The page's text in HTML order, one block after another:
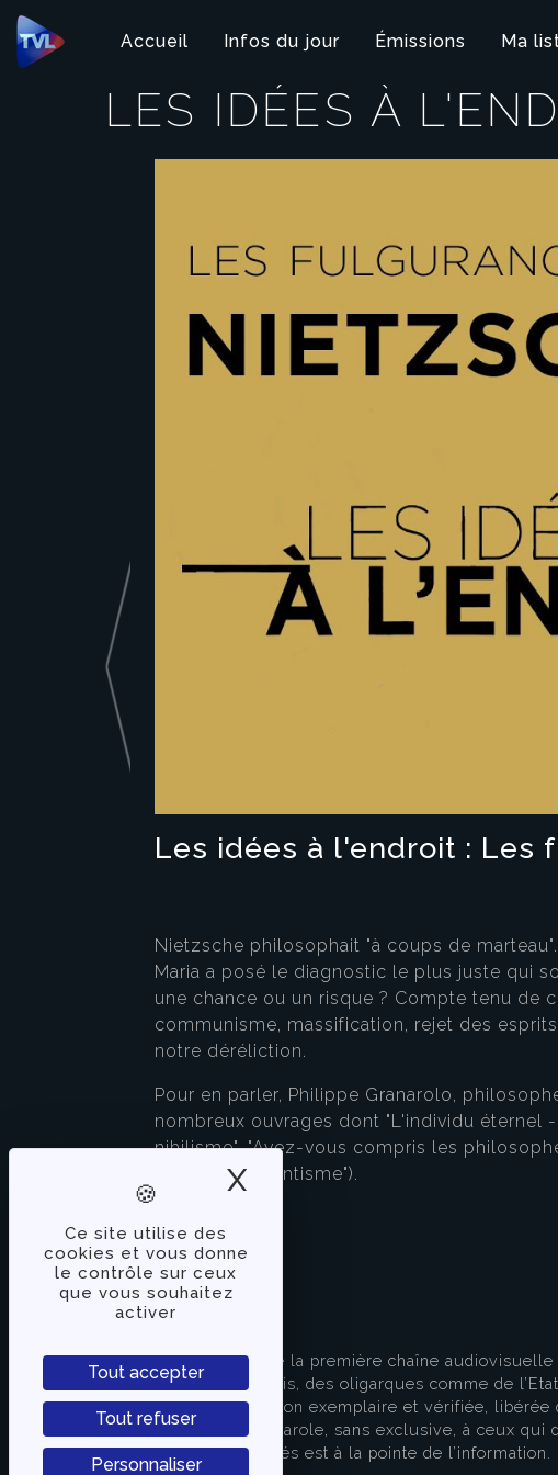
Panneau de gestion des cookies
Ce site utilise des
cookies et vous donne
le contrôle sur ceux
que vous souhaitez
activer
Tout accepter
Tout refuser
Personnaliser
X Masquer le bandeau
Accueil Infos du jour Émissions Ma
LES IDÉES À
Les idées à l'endroit : Les
Nietzsche philosophait "à coups de
Maria a posé le diagnostic le plus juste qui
une chance ou un risque ? Compte tenu de
communisme, massification, rejet des
notre déréliction.
Pour en parler, Philippe Granarolo,
nombreux ouvrages dont "L'individu éternel
nihilisme", "Avez-vous compris les
Héritage du kantisme").
TVLibertés représente la première chaîne
indépendante des partis, des oligarques comme de
apporter une information exemplaire et vérifiée,
s’attache à donner la parole, sans exclusive, à ceux
européenne. TVLibertés est à la pointe de l’information.